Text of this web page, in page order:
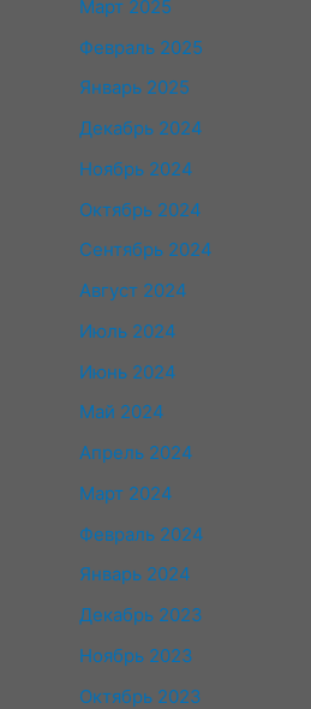
Март 2025
Февраль 2025
Январь 2025
Декабрь 2024
Ноябрь 2024
Октябрь 2024
Сентябрь 2024
Август 2024
Июль 2024
Июнь 2024
Май 2024
Апрель 2024
Март 2024
Февраль 2024
Январь 2024
Декабрь 2023
Ноябрь 2023
Октябрь 2023